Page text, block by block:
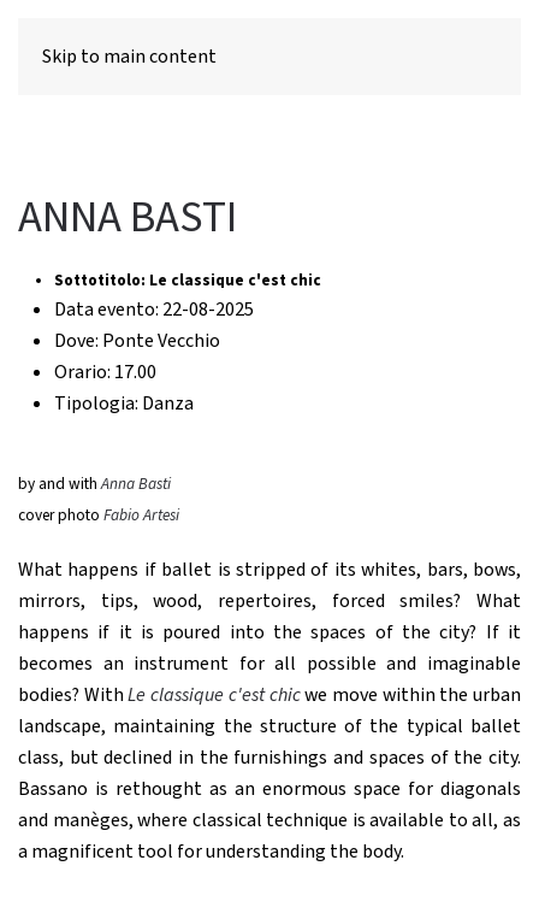
Skip to main content
ANNA BASTI
Sottotitolo: Le classique c'est chic
Data evento: 22-08-2025
Dove: Ponte Vecchio
Orario: 17.00
Tipologia: Danza
by and withAnna Basti
cover photo Fabio Artesi
What happens if ballet is stripped of its whites, bars, bows,
mirrors, tips, wood, repertoires, forced smiles? What
happens if it is poured into the spaces of the city? If it
becomes an instrument for all possible and imaginable
bodies? WithLe classique c'est chicwe move within the urban
landscape, maintaining the structure of the typical ballet
class, but declined in the furnishings and spaces of the city.
Bassano is rethought as an enormous space for diagonals
and manèges, where classical technique is available to all, as
a magnificent tool for understanding the body.